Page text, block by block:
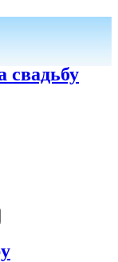
свадьбу